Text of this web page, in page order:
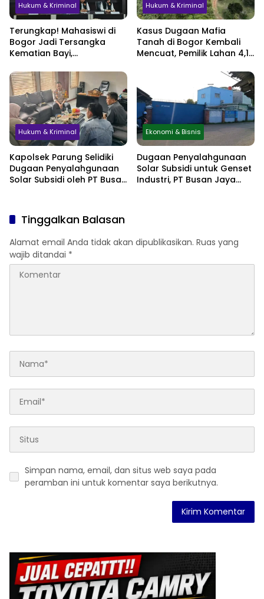
Hukum & Kriminal
Terungkap! Mahasiswi di
Bogor Jadi Tersangka
Kematian Bayi,
hingga Simpan Jasad di
Lemari
Hukum & Kriminal
Kasus Dugaan Mafia
Tanah di Bogor Kembali
Mencuat, Pemilik Lahan 4,1
Perlindungan Hukum
Hukum & Kriminal
Kapolsek Parung Selidiki
Dugaan Penyalahgunaan
Solar Subsidi oleh PT Busan
Ekonomi & Bisnis
Dugaan Penyalahgunaan
Solar Subsidi untuk Genset
Industri, PT Busan Jaya
Tinggalkan Balasan
Alamat email Anda tidak akan dipublikasikan. Ruas yang
wajib ditandai *
Simpan nama, email, dan situs web saya pada
peramban ini untuk komentar saya berikutnya.